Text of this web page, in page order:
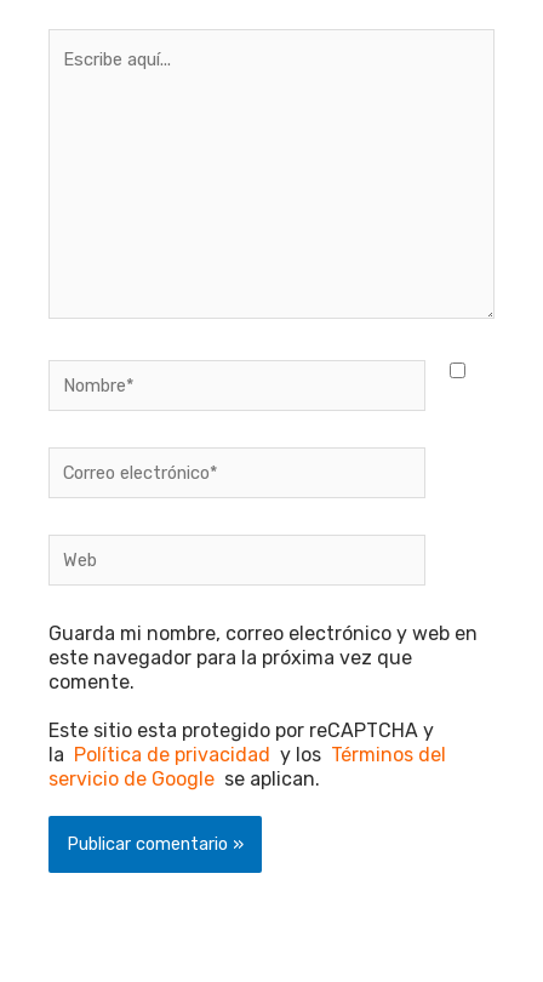
aquí...
electrónico*
Guarda mi nombre, correo electrónico y web en
este navegador para la próxima vez que
comente.
Este sitio esta protegido por reCAPTCHA y
la Política de privacidad y los Términos del
servicio de Google se aplican.